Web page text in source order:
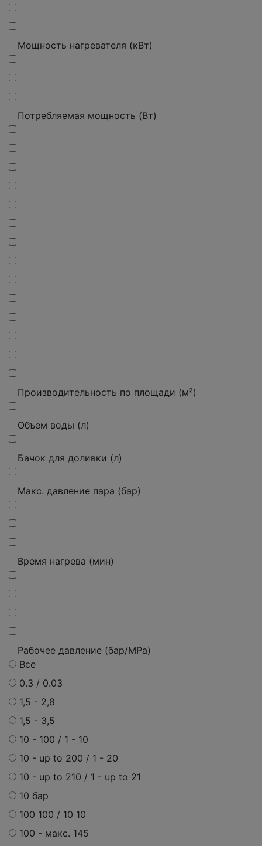
Мощность нагревателя (кВт)
Потребляемая мощность (Вт)
Производительность по площади (м²)
Объем воды (л)
Бачок для доливки (л)
Макс. давление пара (бар)
Время нагрева (мин)
Рабочее давление (бар/MPa)
Все
0.3 / 0.03
1,5 - 2,8
1,5 - 3,5
10 - 100 / 1 - 10
10 - up to 200 / 1 - 20
10 - up to 210 / 1 - up to 21
10 бар
100 100 / 10 10
100 - макс. 145